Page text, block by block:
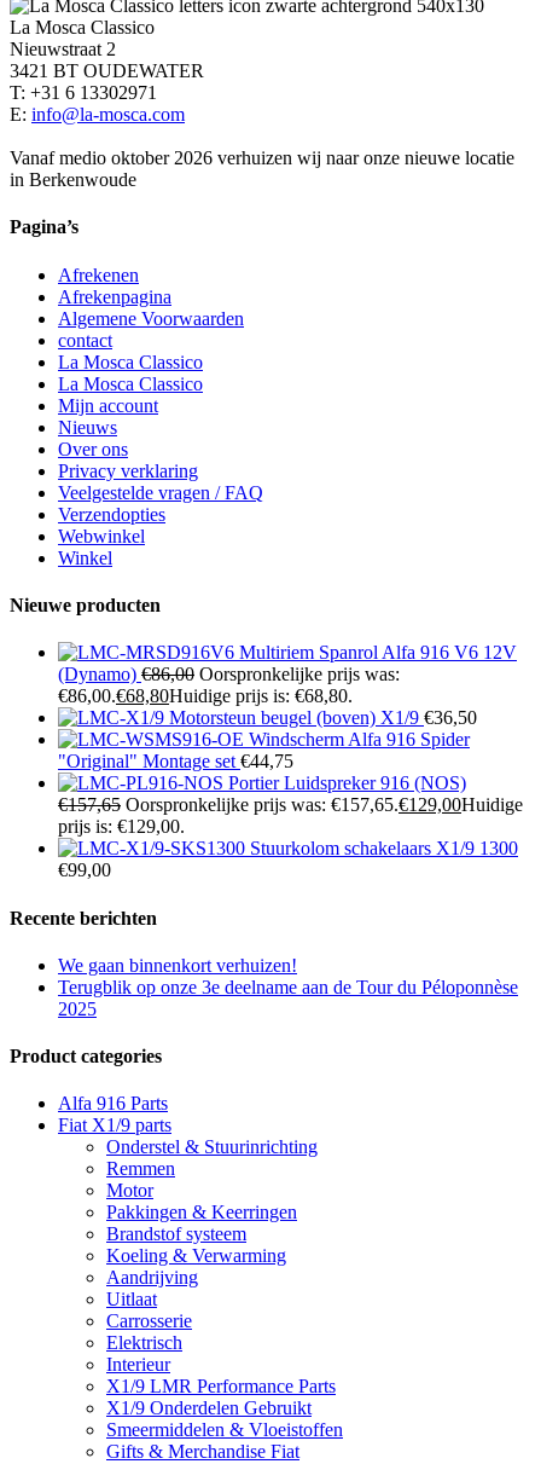
La Mosca Classico
Nieuwstraat 2
3421 BT OUDEWATER
T: +31 6 13302971
E: info@la-mosca.com
Vanaf medio oktober 2026 verhuizen wij naar onze nieuwe locatie
in Berkenwoude
Pagina’s
Afrekenen
Afrekenpagina
Algemene Voorwaarden
contact
La Mosca Classico
La Mosca Classico
Mijn account
Nieuws
Over ons
Privacy verklaring
Veelgestelde vragen / FAQ
Verzendopties
Webwinkel
Winkel
Nieuwe producten
Multiriem Spanrol Alfa 916 V6 12V
(Dynamo) €86,00 Oorspronkelijke prijs was:
€86,00.€68,80Huidige prijs is: €68,80.
Motorsteun beugel (boven) X1/9 €36,50
Windscherm Alfa 916 Spider
"Original" Montage set €44,75
Portier Luidspreker 916 (NOS)
€157,65 Oorspronkelijke prijs was: €157,65.€129,00Huidige
prijs is: €129,00.
Stuurkolom schakelaars X1/9 1300
€99,00
Recente berichten
We gaan binnenkort verhuizen!
Terugblik op onze 3e deelname aan de Tour du Péloponnèse
2025
Product categories
Alfa 916 Parts
Fiat X1/9 parts
Onderstel & Stuurinrichting
Remmen
Motor
Pakkingen & Keerringen
Brandstof systeem
Koeling & Verwarming
Aandrijving
Uitlaat
Carrosserie
Elektrisch
Interieur
X1/9 LMR Performance Parts
X1/9 Onderdelen Gebruikt
Smeermiddelen & Vloeistoffen
Gifts & Merchandise Fiat